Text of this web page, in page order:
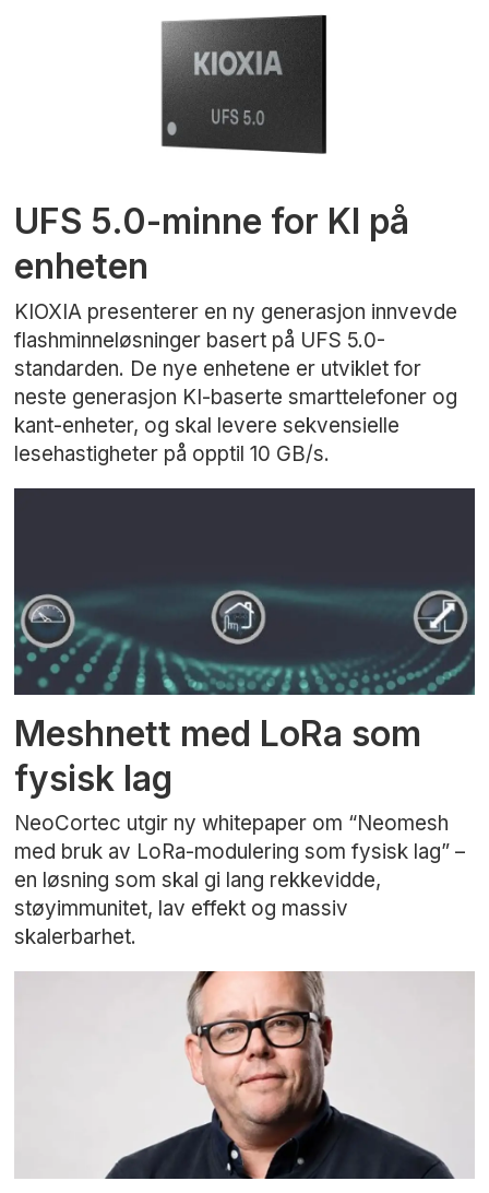
UFS 5.0-minne for KI på
enheten
KIOXIA presenterer en ny generasjon innvevde
flashminneløsninger basert på UFS 5.0-
standarden. De nye enhetene er utviklet for
neste generasjon KI-baserte smarttelefoner og
kant-enheter, og skal levere sekvensielle
lesehastigheter på opptil 10 GB/s.
Meshnett med LoRa som
fysisk lag
NeoCortec utgir ny whitepaper om “Neomesh
med bruk av LoRa-modulering som fysisk lag” –
en løsning som skal gi lang rekkevidde,
støyimmunitet, lav effekt og massiv
skalerbarhet.